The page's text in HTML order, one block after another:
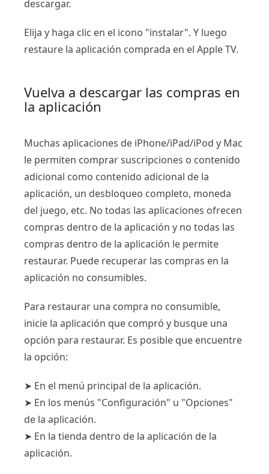
descargar.
Elija y haga clic en el icono "instalar". Y luego
restaure la aplicación comprada en el Apple TV.
Vuelva a descargar las compras en
la aplicación
Muchas aplicaciones de iPhone/iPad/iPod y Mac
le permiten comprar suscripciones o contenido
adicional como contenido adicional de la
aplicación, un desbloqueo completo, moneda
del juego, etc. No todas las aplicaciones ofrecen
compras dentro de la aplicación y no todas las
compras dentro de la aplicación le permite
restaurar. Puede recuperar las compras en la
aplicación no consumibles.
Para restaurar una compra no consumible,
inicie la aplicación que compró y busque una
opción para restaurar. Es posible que encuentre
la opción:
➤ En el menú principal de la aplicación.
➤ En los menús "Configuración" u "Opciones"
de la aplicación.
➤ En la tienda dentro de la aplicación de la
aplicación.